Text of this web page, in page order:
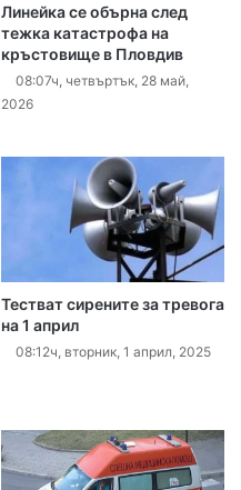
Линейка се обърна след
тежка катастрофа на
кръстовище в Пловдив
08:07ч, четвъртък, 28 май,
2026
Тестват сирените за тревога
на 1 април
08:12ч, вторник, 1 април, 2025